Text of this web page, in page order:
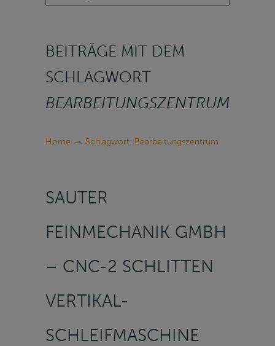
BEITRÄGE MIT DEM
SCHLAGWORT
BEARBEITUNGSZENTRUM
Home → Schlagwort: Bearbeitungszentrum
SAUTER
FEINMECHANIK GMBH
– CNC-2 SCHLITTEN
VERTIKAL-
SCHLEIFMASCHINE